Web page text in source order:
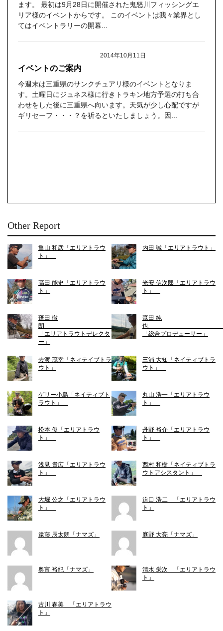
ます。 最初は9月28日に開催された鬼怒川フィッシングエ
リア様のイベントからです。 このイベントは我々業界とし
てはイベントラリーの開幕...
2014年10月11日
イベントのご案内
今週末は三重県のサンクチュアリ様のイベントとなりま
す。土曜日にジュネス様に行きトラキン地方予選の打ち合
わせをした後に三重県へ向います。天気が少し心配ですが
ギリセーフ・・・？を祈るといたしましょう。因...
Other Report
亀山 和彦「エリアトラウ
ト」
内田 誠「エリアトラウト」
高田 能史「エリアトラウ
ト」
光安 信次郎「エリアトラウ
ト」
蓬田 徹
朗
「エリアトラウトデレクタ
ー」
森田 純
「総合プロデューサー」
去渡 茂幸「ネィテイブトラ
ウト」
三浦 大知「ネイティブトラ
ウト」
ゲリー小島「ネイティブト
ラウト」
丸山 浩一「エリアトラウ
ト」
松本 俊「エリアトラウ
ト」
丹野 裕介「エリアトラウ
ト」
浅見 貴広「エリアトラウ
ト」
西村 和樹「ネイティブトラ
ウトアシスタント」
大堀 公之「エリアトラウ
ト」
迫口 浩二 「エリアトラウ
ト」
遠藤 辰太朗「ナマズ」 庭野 大亮「ナマズ」
奥富 裕紀「ナマズ」
清水 栄次 「エリアトラウ
ト」
古川 春美 「エリアトラウ
ト」